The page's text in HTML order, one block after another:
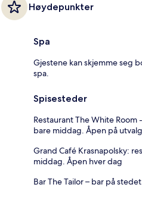
Høydepunkter
Spa
Gjestene kan skjemme seg
spa.
Spisesteder
Restaurant The White
bare middag. Åpen på
Grand Café Krasnapolsky:
middag. Åpen hver dag
Bar The Tailor – bar på